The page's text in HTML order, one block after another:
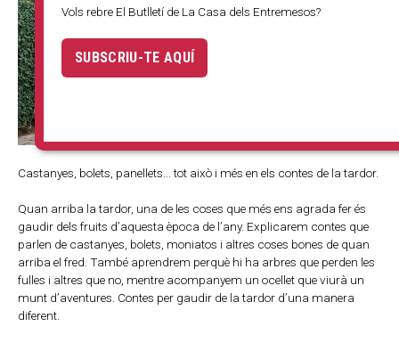
Castanyes, bolets, panellets... tot això i més en els contes de la tardor.
Quan arriba la tardor, una de les coses que més ens agrada fer és
gaudir dels fruits d’aquesta època de l’any. Explicarem contes que
parlen de castanyes, bolets, moniatos i altres coses bones de quan
arriba el fred. També aprendrem perquè hi ha arbres que perden les
fulles i altres que no, mentre acompanyem un ocellet que viurà un
munt d’aventures. Contes per gaudir de la tardor d’una manera
diferent.
Vols rebre El Butlletí de La Casa dels Entremesos?
SUBSCRIU-TE AQUÍ